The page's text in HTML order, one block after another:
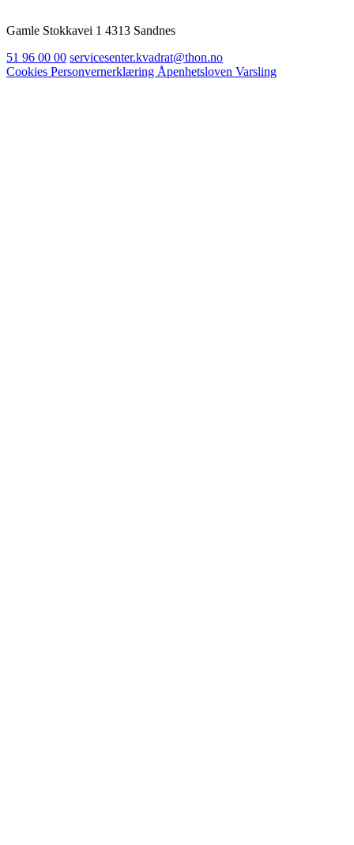
Gamle Stokkavei 1 4313 Sandnes
51 96 00 00 servicesenter.kvadrat@thon.no
Cookies Personvernerklæring Åpenhetsloven Varsling